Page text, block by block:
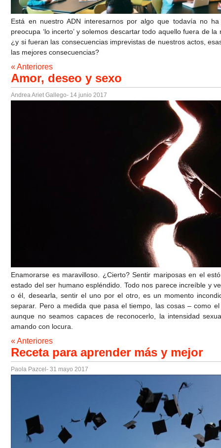
Está en nuestro ADN interesarnos por algo que todavía no
preocupa ‘lo incerto’ y solemos descartar todo aquello fuera de
¿y si fueran las consecuencias imprevistas de nuestros actos,
las mejores consecuencias?
« Anteriores
Amor, deseo y sexo
Andrea Ariet Gallego- 14 junio 2017
Enamorarse es maravilloso. ¿Cierto? Sentir mariposas en el
estado del ser humano espléndido. Todo nos parece increíble y
o él, desearla, sentir el uno por el otro, es un momento
separar. Pero a medida que pasa el tiempo, las cosas – como
aunque no seamos capaces de reconocerlo, la intensidad
amando con locura.
« Anteriores
Receta para aprender más y mejor
Paola Pazcel- 31 mayo 2017